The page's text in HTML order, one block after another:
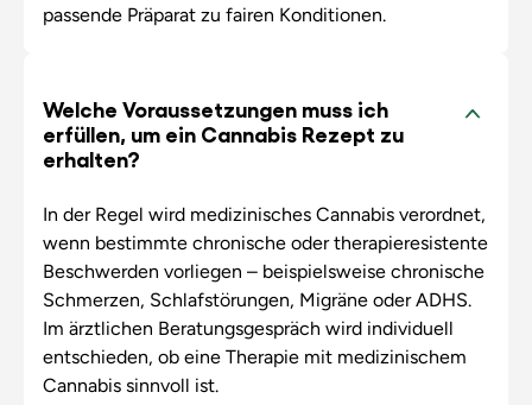
passende Präparat zu fairen Konditionen.
Welche Voraussetzungen muss ich
erfüllen, um ein Cannabis Rezept zu
erhalten?
In der Regel wird medizinisches Cannabis verordnet,
wenn bestimmte chronische oder therapieresistente
Beschwerden vorliegen – beispielsweise chronische
Schmerzen, Schlafstörungen, Migräne oder ADHS.
Im ärztlichen Beratungsgespräch wird individuell
entschieden, ob eine Therapie mit medizinischem
Cannabis sinnvoll ist.